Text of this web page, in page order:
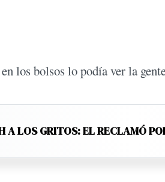
los bolsos lo podía ver la
A LOS GRITOS: EL RECLAMÓ